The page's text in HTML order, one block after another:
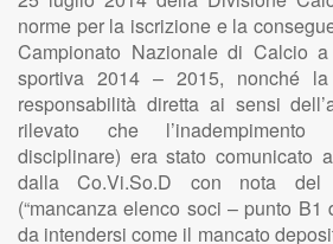
norme per la iscrizione e la
Campionato Nazionale di Calcio
sportiva 2014 – 2015, nonché
responsabilità diretta ai sensi
rilevato che l’inadempimento
disciplinare) era stato comunicato
dalla Co.Vi.So.D con nota
(“mancanza elenco soci – punto B1
da intendersi come il mancato